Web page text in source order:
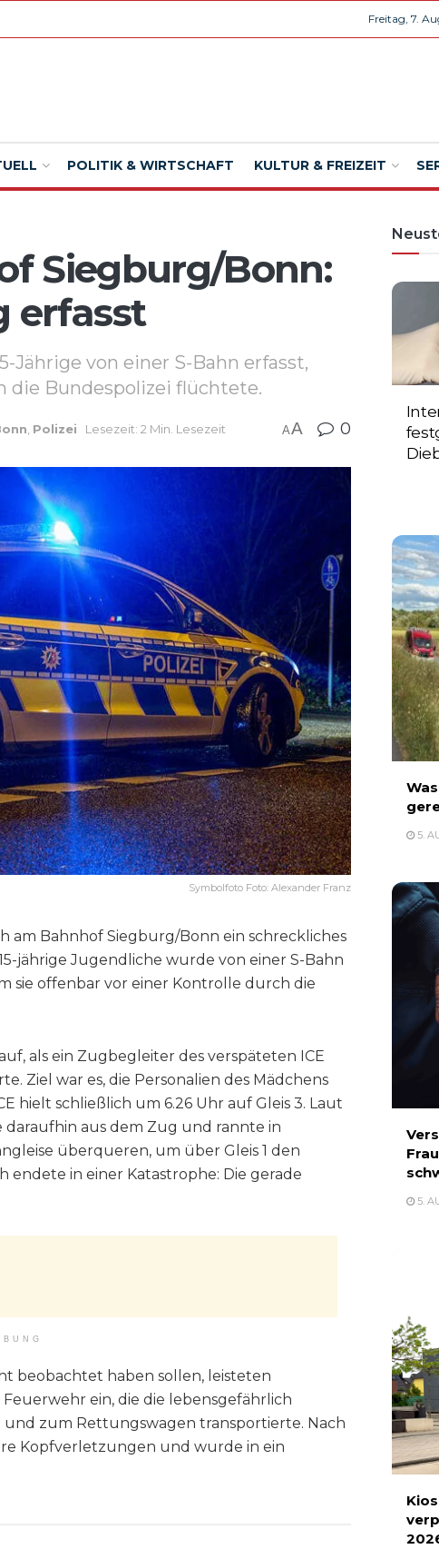
Freitag, 7.
POLITIK & WIRTSCHAFT KULTUR & FREIZEIT
Siegburg/Bonn:
erfasst
Jährige von einer S-Bahn erfasst,
die Bundespolizei flüchtete.
, Polizei Lesezeit: 2 Min. Lesezeit AA 0
Symbolfoto Foto: Alexander Franz
am Bahnhof Siegburg/Bonn ein schreckliches
jährige Jugendliche wurde von einer S-Bahn
sie offenbar vor einer Kontrolle durch die
als ein Zugbegleiter des verspäteten ICE
Ziel war es, die Personalien des Mädchens
hielt schließlich um 6.26 Uhr auf Gleis 3. Laut
aus dem Zug und rannte in
überqueren, um über Gleis 1 den
endete in einer Katastrophe: Die gerade
beobachtet haben sollen, leisteten
ein, die die lebensgefährlich
zum Rettungswagen transportierte. Nach
Kopfverletzungen und wurde in ein
5.
5.